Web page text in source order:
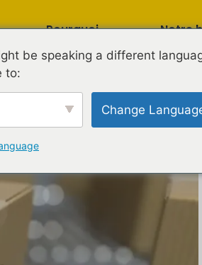
Pourquoi
SpeedBee ?
Notre
be speaking a different
to:
Change